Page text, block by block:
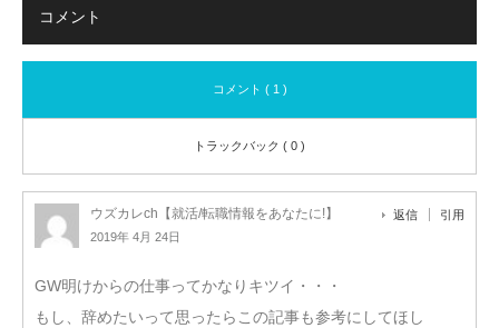
コメント
コメント ( 1 )
トラックバック ( 0 )
ウズカレch【就活/転職情報をあなたに!】
2019年 4月 24日
返信 引用
GW明けからの仕事ってかなりキツイ・・・
もし、辞めたいって思ったらこの記事も参考にしてほし